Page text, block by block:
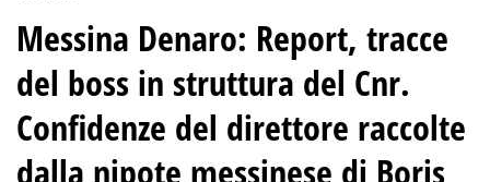
Messina Denaro: Report, tracce
del boss in struttura del Cnr.
Confidenze del direttore raccolte
dalla nipote messinese di Boris